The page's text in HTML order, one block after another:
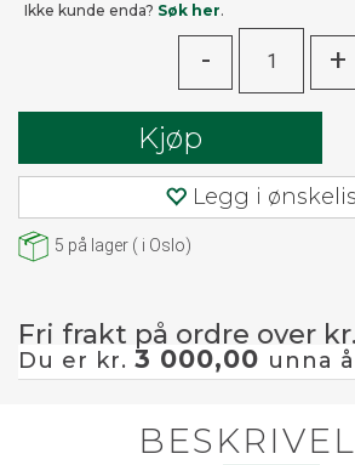
Ikke kunde enda? Søk her.
- +
Kjøp
Legg i
5 på lager ( i Oslo)
Fri frakt på ordre over
Du er kr. 3 000,00 unna